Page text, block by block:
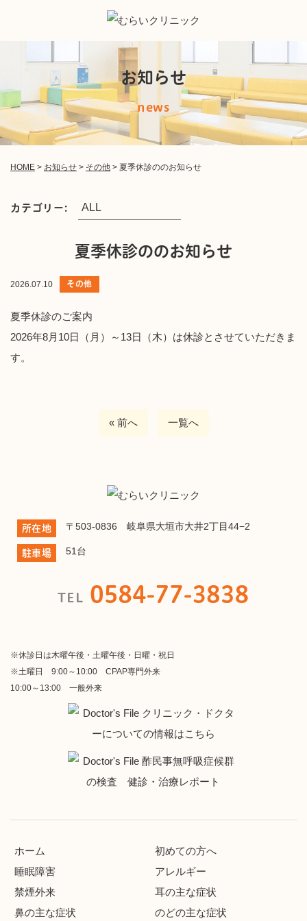
お知らせ
news
HOME > お知らせ > その他 > 夏季休診ののお知らせ
カテゴリー:
夏季休診ののお知らせ
2026.07.10 その他
夏季休診のご案内
2026年8月10日（月）～13日（木）は休診とさせていただきま
す。
« 前へ 一覧へ
所在地 〒503-0836 岐阜県大垣市大井2丁目44−2
駐車場 51台
※休診日は木曜午後・土曜午後・日曜・祝日
※土曜日 9:00～10:00 CPAP専門外来
10:00～13:00 一般外来
ホーム
初めての方へ
睡眠障害
アレルギー
禁煙外来
耳の主な症状
鼻の主な症状
のどの主な症状